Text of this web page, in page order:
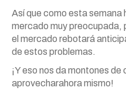
Así que como esta semana
mercado muy preocupada,
el mercado rebotará
de estos problemas.
¡Y eso nos da montones
aprovecharahora mismo!